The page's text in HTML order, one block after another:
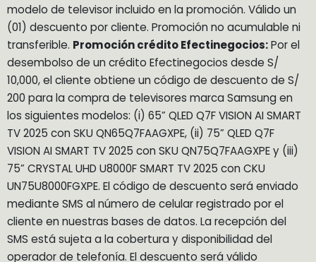
modelo de televisor incluido en la promoción. Válido un
(01) descuento por cliente. Promoción no acumulable ni
transferible. Promoción crédito Efectinegocios:Por el
desembolso de un crédito Efectinegocios desde S/
10,000, el cliente obtiene un código de descuento de S/
200 para la compra de televisores marca Samsung en
los siguientes modelos: (i) 65” QLED Q7F VISION AI SMART
TV 2025 con SKU QN65Q7FAAGXPE, (ii) 75” QLED Q7F
VISION AI SMART TV 2025 con SKU QN75Q7FAAGXPE y (iii)
75” CRYSTAL UHD U8000F SMART TV 2025 con CKU
UN75U8000FGXPE. El código de descuento será enviado
mediante SMS al número de celular registrado por el
cliente en nuestras bases de datos. La recepción del
SMS está sujeta a la cobertura y disponibilidad del
operador de telefonía. El descuento será válido